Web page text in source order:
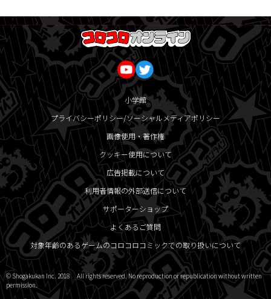
小学館
プライバシーポリシー/ソーシャルメディアポリシー
画像使用・著作権
クッキー使用について
広告掲載について
利用者情報の外部送信について
サポーターショップ
よくあるご質問
対象年齢のあるゲームのコロコロコミックでの取り扱いについて
© Shogakukan Inc. 2018 All rights reserved. No reproduction or republication without written
permission.